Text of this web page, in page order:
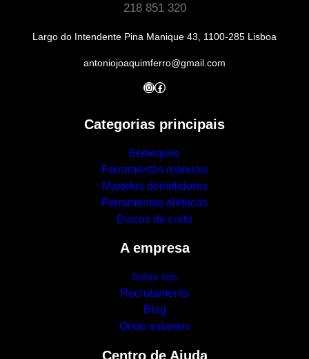
218 851 320
Largo do Intendente Pina Manique 43, 1100-285 Lisboa
antoniojoaquimferro@gmail.com
InstagramFacebook
Categorias principais
Berbequins
Ferramentas manuais
Martelos demolidores
Ferramentas elétricas
Discos de corte
A empresa
Sobre nós
Recrutamento
Blog
Onde estamos
Centro de Ajuda